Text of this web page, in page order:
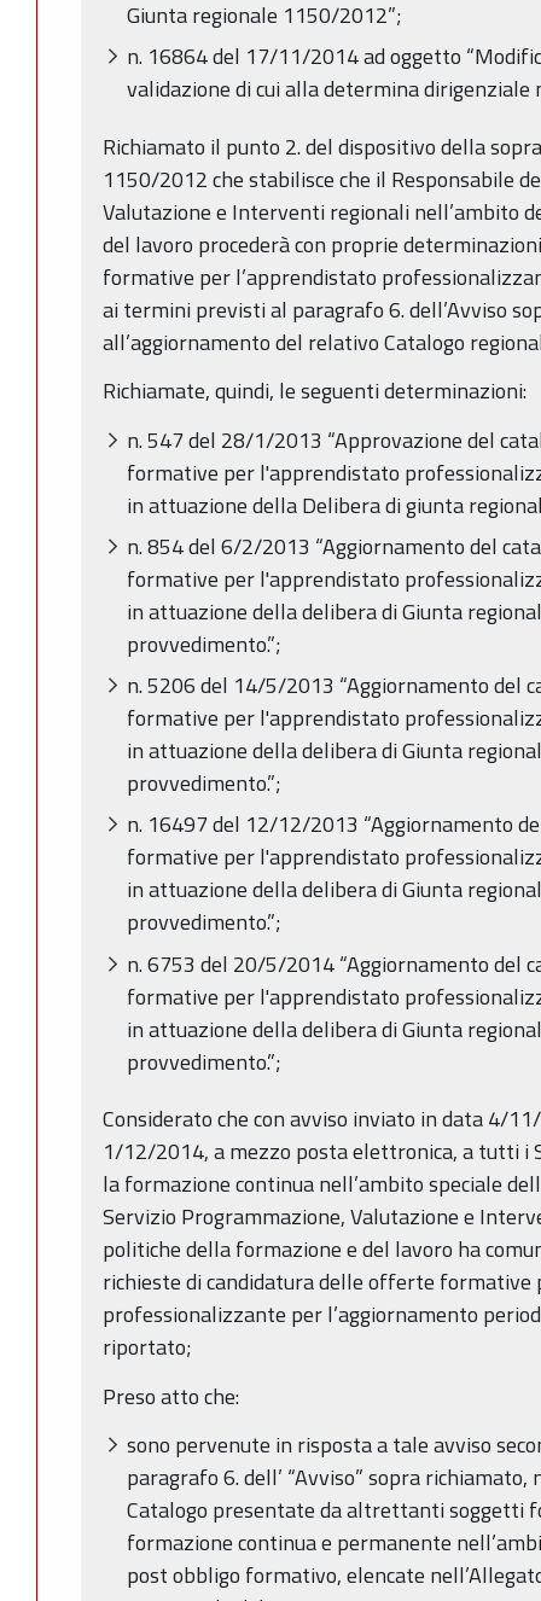
Giunta regionale 1150/2012”;
n. 16864 del 17/11/2014 ad oggetto
validazione di cui alla determina dirigenziale
Richiamato il punto 2. del dispositivo della
1150/2012 che stabilisce che il Responsabile
Valutazione e Interventi regionali nell’ambito
del lavoro procederà con proprie
formative per l’apprendistato
ai termini previsti al paragrafo 6. dell’Avviso
all’aggiornamento del relativo Catalogo
Richiamate, quindi, le seguenti determinazioni:
n. 547 del 28/1/2013 “Approvazione del
formative per l'apprendistato
in attuazione della Delibera di giunta
n. 854 del 6/2/2013 “Aggiornamento del
formative per l'apprendistato
in attuazione della delibera di Giunta
provvedimento.”;
n. 5206 del 14/5/2013 “Aggiornamento del
formative per l'apprendistato
in attuazione della delibera di Giunta
provvedimento.”;
n. 16497 del 12/12/2013 “Aggiornamento
formative per l'apprendistato
in attuazione della delibera di Giunta
provvedimento.”;
n. 6753 del 20/5/2014 “Aggiornamento del
formative per l'apprendistato
in attuazione della delibera di Giunta
provvedimento.”;
Considerato che con avviso inviato in data 4/
1/12/2014, a mezzo posta elettronica, a tutti
la formazione continua nell’ambito speciale
Servizio Programmazione, Valutazione e
politiche della formazione e del lavoro ha
richieste di candidatura delle offerte formative
professionalizzante per l’aggiornamento
riportato;
Preso atto che:
sono pervenute in risposta a tale avviso
paragrafo 6. dell’ “Avviso” sopra
Catalogo presentate da altrettanti soggetti
formazione continua e permanente
post obbligo formativo, elencate